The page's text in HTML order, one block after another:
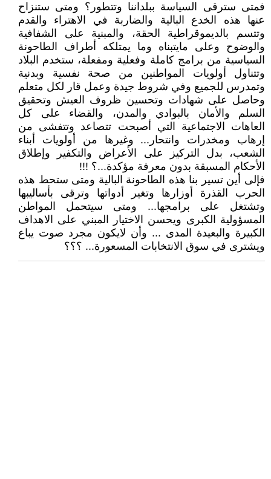
فمتى سترقى السياسة ببلداننا وتتطور؟ ومتى ستنزاح
عنها هذه الخدع البالية والضاربة في الاهتراء والقدم
وتتسم بالديموقراطية الحقة، والمبنية على الشفافية
والوضوح وعلى مايتبناه وما يمتلكه أطراف الطاحونة
السياسية من برامج كاملة وفعلية ومفعلة، ستخدم البلاد
وتتناول أولويات المواطنين من صحة نفسية وبدنية
وتمدرس للجميع وفي شروط جيدة وعمل قار لكل متعلم
وحاصل على شهادات وتحسين ظروف العيش وتحقيق
السلم والأمان بالبوادي والمدن، والقضاء على كل
العاهات الاجتماعية التي أصبحت تتصاعد وتتفشى من
إرهاب ومخدرات وانتحار... وغيرها من أولويات أبناء
الشعب، بدل التركيز على الأعراض والتكفير وإطلاق
الأحكام المسبقة بدون معرفة مؤكدة...؟ !!!
فإلى أين تسير بنا هذه الطاحونة البالية ومتى ستحط هذه
الحرب القذرة أوزارها وتغير أدواتها وترقى بأساليبها
وتشتغل على برامجها... ومتى سيتحمل المواطن
المسؤولية الكبرى ويحسن الاختيار المبني على الاهداف
الكبيرة والبعيدة المدى ... وأن لايكون مجرد صوت يباع
ويشترى في سوق الانتخابات المسعورة... ؟؟؟